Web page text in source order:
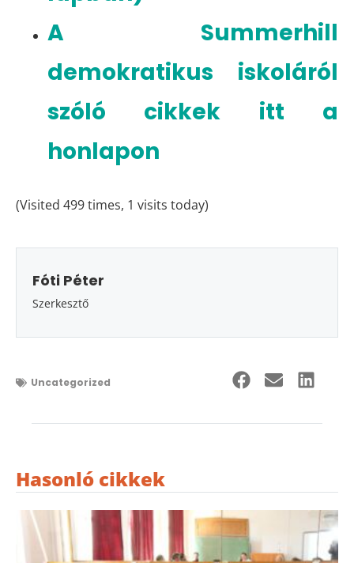
A Summerhill
demokratikus iskoláról
szóló cikkek itt a
honlapon
(Visited 499 times, 1 visits today)
Fóti Péter
Szerkesztő
Uncategorized
Hasonló cikkek